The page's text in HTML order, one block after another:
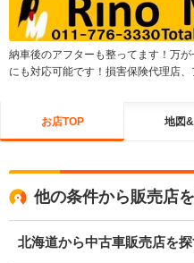
納車後のアフターも整ってます！万
にも対応可能です！損害保険代理店、
お店TOP 地図
他の条件から販売店
北海道から中古車販売店を